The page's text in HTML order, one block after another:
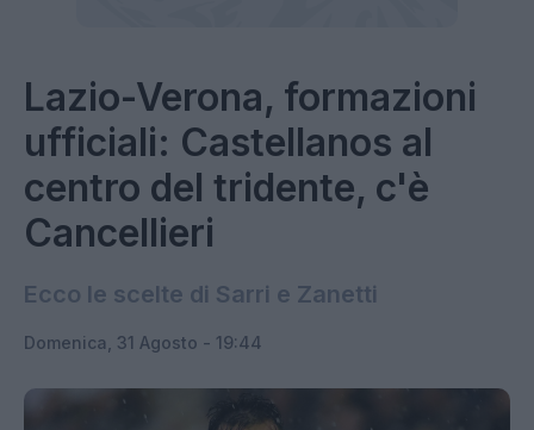
Lazio-Verona, formazioni
ufficiali: Castellanos al
centro del tridente, c'è
Cancellieri
Ecco le scelte di Sarri e Zanetti
Domenica, 31 Agosto - 19:44